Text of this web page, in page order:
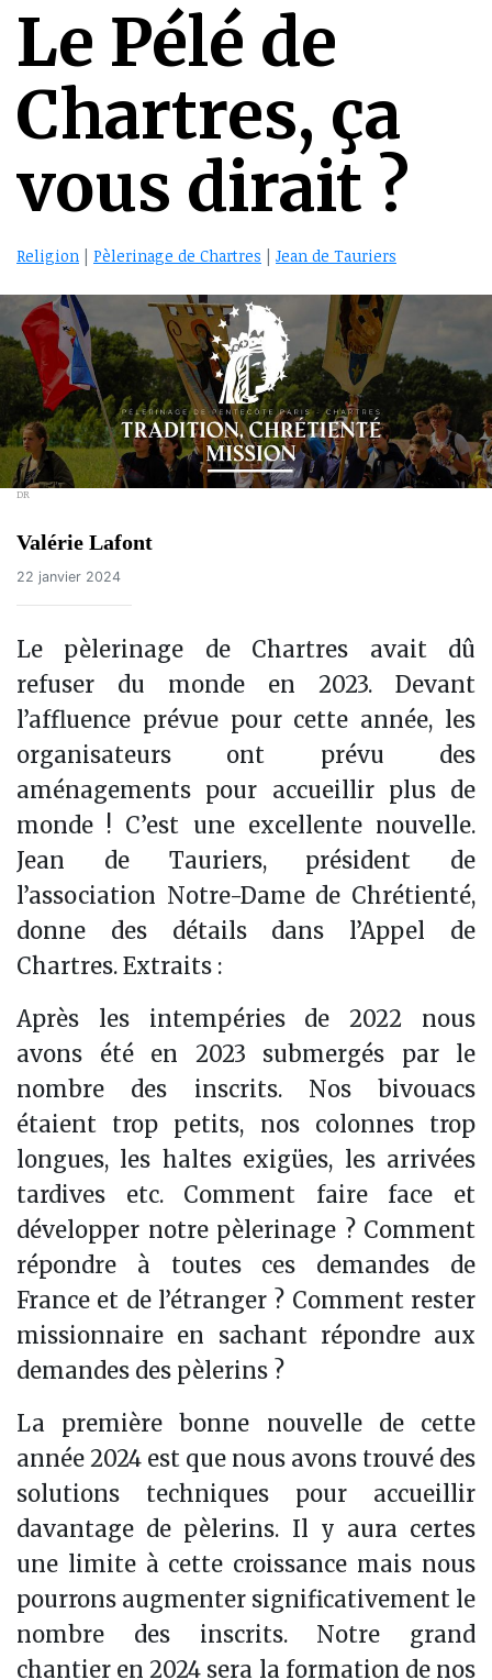
Le Pélé de
Chartres, ça
vous dirait ?
Religion | Pèlerinage de Chartres | Jean de Tauriers
DR
Valérie Lafont
22 janvier 2024
Le pèlerinage de Chartres avait dû
refuser du monde en 2023. Devant
l’affluence prévue pour cette année, les
organisateurs ont prévu des
aménagements pour accueillir plus de
monde ! C’est une excellente nouvelle.
Jean de Tauriers, président de
l’association Notre-Dame de Chrétienté,
donne des détails dans l’Appel de
Chartres. Extraits :
Après les intempéries de 2022 nous
avons été en 2023 submergés par le
nombre des inscrits. Nos bivouacs
étaient trop petits, nos colonnes trop
longues, les haltes exigües, les arrivées
tardives etc. Comment faire face et
développer notre pèlerinage ? Comment
répondre à toutes ces demandes de
France et de l’étranger ? Comment rester
missionnaire en sachant répondre aux
demandes des pèlerins ?
La première bonne nouvelle de cette
année 2024 est que nous avons trouvé des
solutions techniques pour accueillir
davantage de pèlerins. Il y aura certes
une limite à cette croissance mais nous
pourrons augmenter significativement le
nombre des inscrits. Notre grand
chantier en 2024 sera la formation de nos